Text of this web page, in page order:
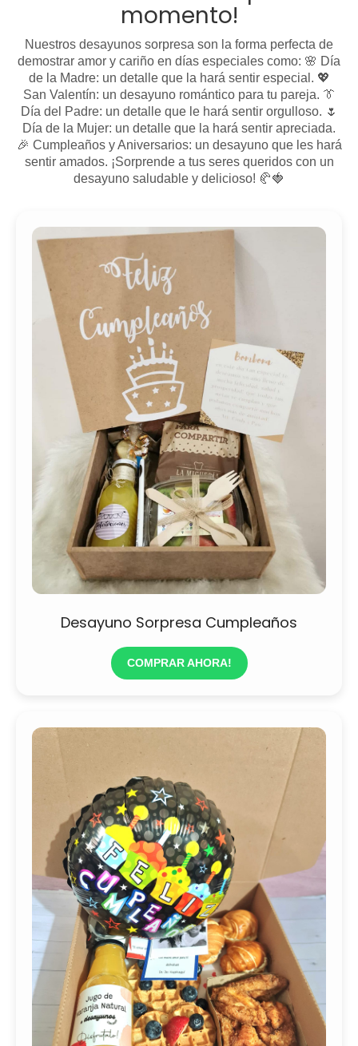
momento!
Nuestros desayunos sorpresa son la forma perfecta de
demostrar amor y cariño en días especiales como: 🌸 Día
de la Madre: un detalle que la hará sentir especial. 💖
San Valentín: un desayuno romántico para tu pareja. 👔
Día del Padre: un detalle que le hará sentir orgulloso. 🌷
Día de la Mujer: un detalle que la hará sentir apreciada.
🎉 Cumpleaños y Aniversarios: un desayuno que les hará
sentir amados. ¡Sorprende a tus seres queridos con un
desayuno saludable y delicioso! 🥐🍓
Desayuno Sorpresa Cumpleaños
COMPRAR AHORA!